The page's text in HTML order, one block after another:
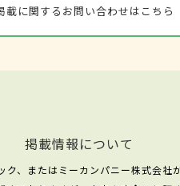
載に関するお問い合わせはこちら
掲載情報について
、またはミーカンパニー株式会社